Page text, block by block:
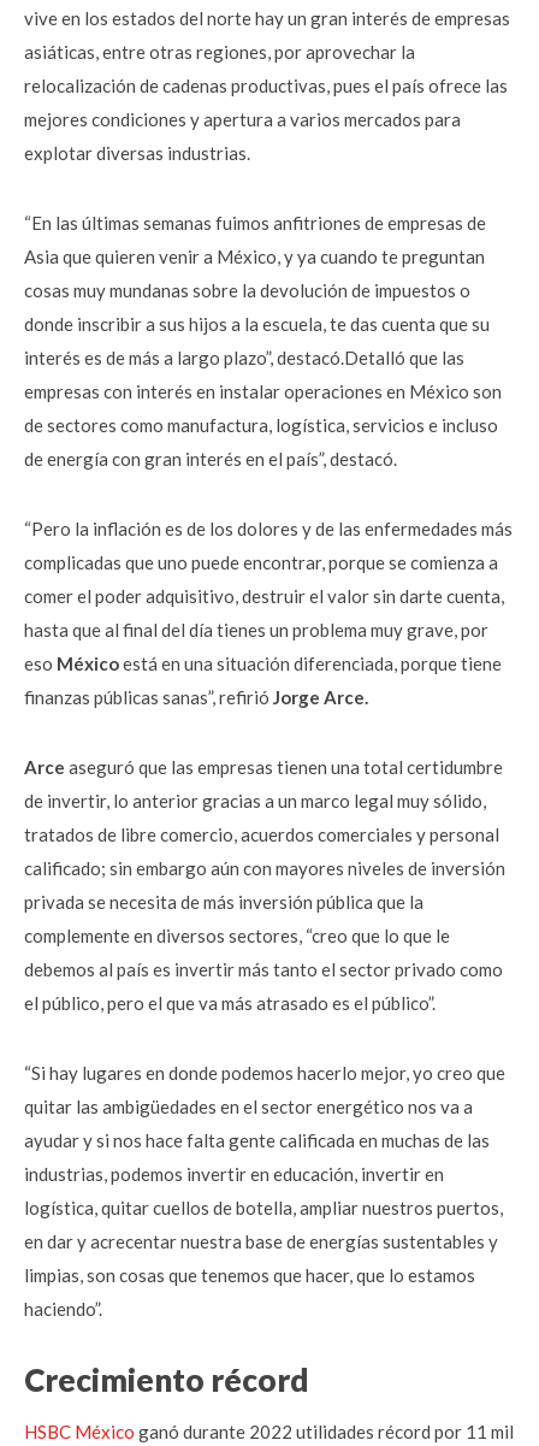
vive en los estados del norte hay un gran interés de empresas
asiáticas, entre otras regiones, por aprovechar la
relocalización de cadenas productivas, pues el país ofrece las
mejores condiciones y apertura a varios mercados para
explotar diversas industrias.
“En las últimas semanas fuimos anfitriones de empresas de
Asia que quieren venir a México, y ya cuando te preguntan
cosas muy mundanas sobre la devolución de impuestos o
donde inscribir a sus hijos a la escuela, te das cuenta que su
interés es de más a largo plazo”, destacó.Detalló que las
empresas con interés en instalar operaciones en México son
de sectores como manufactura, logística, servicios e incluso
de energía con gran interés en el país”, destacó.
“Pero la inflación es de los dolores y de las enfermedades más
complicadas que uno puede encontrar, porque se comienza a
comer el poder adquisitivo, destruir el valor sin darte cuenta,
hasta que al final del día tienes un problema muy grave, por
eso Méxicoestá en una situación diferenciada, porque tiene
finanzas públicas sanas”, refirió Jorge Arce.
Arce aseguró que las empresas tienen una total certidumbre
de invertir, lo anterior gracias a un marco legal muy sólido,
tratados de libre comercio, acuerdos comerciales y personal
calificado; sin embargo aún con mayores niveles de inversión
privada se necesita de más inversión pública que la
complemente en diversos sectores, “creo que lo que le
debemos al país es invertir más tanto el sector privado como
el público, pero el que va más atrasado es el público”.
“Si hay lugares en donde podemos hacerlo mejor, yo creo que
quitar las ambigüedades en el sector energético nos va a
ayudar y si nos hace falta gente calificada en muchas de las
industrias, podemos invertir en educación, invertir en
logística, quitar cuellos de botella, ampliar nuestros puertos,
en dar y acrecentar nuestra base de energías sustentables y
limpias, son cosas que tenemos que hacer, que lo estamos
haciendo”.
Crecimiento récord
HSBC México ganó durante 2022 utilidades récord por 11 mil